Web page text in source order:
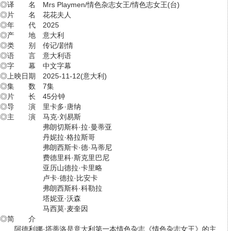
◎译 名 Mrs Playmen/情色杂志女王/情色志女王(台)
◎片 名 花花夫人
◎年 代 2025
◎产 地 意大利
◎类 别 传记/剧情
◎语 言 意大利语
◎字 幕 中文字幕
◎上映日期 2025-11-12(意大利)
◎集 数 7集
◎片 长 45分钟
◎导 演 里卡多·唐纳
◎主 演 马克·刘易斯
弗朗切斯科·拉·曼蒂亚
丹妮拉·格拉斯哥
弗朗西斯卡·德·马蒂尼
费德里科·斯克里巴尼
亚历山德拉·卡里略
卢卡·德拉·比安卡
弗朗西斯科·科勒拉
塔妮亚·沃森
马西莫·麦奎因
◎简 介
阿德利娜·塔蒂洛是意大利第一本情色杂志《情色杂志女王》的主